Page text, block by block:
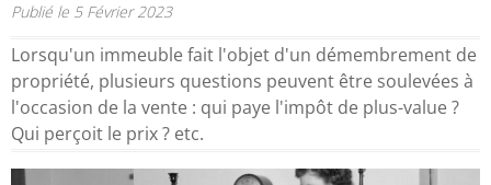
Publié le 5 Février 2023
Lorsqu'un immeuble fait l'objet d'un démembrement de
propriété, plusieurs questions peuvent être soulevées à
l'occasion de la vente : qui paye l'impôt de plus-value ?
Qui perçoit le prix ? etc.